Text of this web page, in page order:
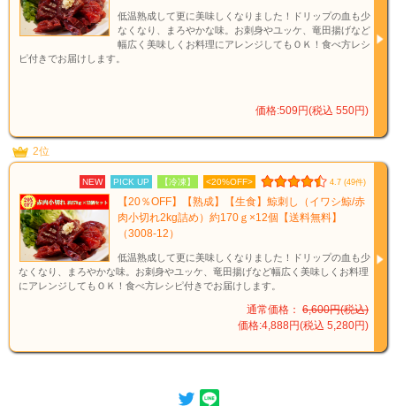
低温熟成して更に美味しくなりました！ドリップの血も少
なくなり、まろやかな味。お刺身やユッケ、竜田揚げなど
幅広く美味しくお料理にアレンジしてもＯＫ！食べ方レシ
ピ付きでお届けします。
価格:509円(税込 550円)
2位
NEW PICK UP 【冷凍】 <20%OFF> 4.7 (49件)
【20％OFF】【熟成】【生食】鯨刺し（イワシ鯨/赤
肉小切れ2kg詰め）約170ｇ×12個【送料無料】
（3008-12）
低温熟成して更に美味しくなりました！ドリップの血も少
なくなり、まろやかな味。お刺身やユッケ、竜田揚げなど幅広く美味しくお料理
にアレンジしてもＯＫ！食べ方レシピ付きでお届けします。
通常価格： 6,600円(税込)
価格:4,888円(税込 5,280円)